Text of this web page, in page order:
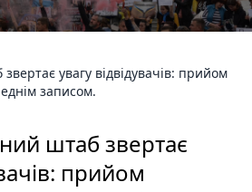
увагу відвідувачів: прийом
записом.
штаб звертає
прийом